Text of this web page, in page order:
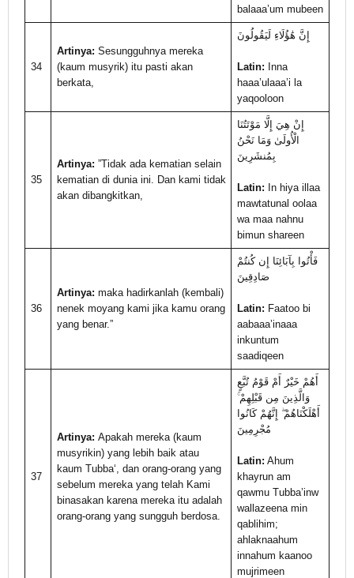
balaaa’um mubeen
34
Artinya: Sesungguhnya mereka
(kaum musyrik) itu pasti akan
berkata,
إِنَّ هَٰؤُلَاءِ لَيَقُولُونَ
Latin: Inna
haaa’ulaaa’i la
yaqooloon
35
Artinya: ”Tidak ada kematian selain
kematian di dunia ini. Dan kami tidak
akan dibangkitkan,
إِنْ هِيَ إِلَّا مَوْتَتُنَا
الْأُولَىٰ وَمَا نَحْنُ
بِمُنشَرِينَ
Latin: In hiya illaa
mawtatunal oolaa
wa maa nahnu
bimun shareen
36
Artinya: maka hadirkanlah (kembali)
nenek moyang kami jika kamu orang
yang benar.”
فَأْتُوا بِآبَائِنَا إِن كُنتُمْ
صَادِقِينَ
Latin: Faatoo bi
aabaaa’inaaa
inkuntum
saadiqeen
37
Artinya: Apakah mereka (kaum
musyrikin) yang lebih baik atau
kaum Tubba‘, dan orang-orang yang
sebelum mereka yang telah Kami
binasakan karena mereka itu adalah
orang-orang yang sungguh berdosa.
أَهُمْ خَيْرٌ أَمْ قَوْمُ تُبَّعٍ
وَالَّذِينَ مِن قَبْلِهِمْ ۚ
أَهْلَكْنَاهُمْ ۖ إِنَّهُمْ كَانُوا
مُجْرِمِينَ
Latin: Ahum
khayrun am
qawmu Tubba’inw
wallazeena min
qablihim;
ahlaknaahum
innahum kaanoo
mujrimeen